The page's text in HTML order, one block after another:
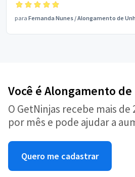
para Fernanda Nunes /Alongamento de
Você é Alongamento de
O GetNinjas recebe mais de
por mês e pode ajudar a
Quero me cadastrar